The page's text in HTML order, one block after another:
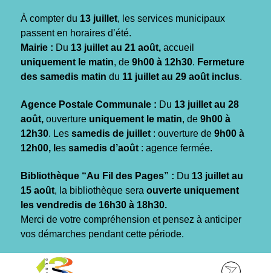
À compter du 13 juillet, les services municipaux
passent en horaires d’été.
Mairie : Du 13 juillet au 21 août, accueil
uniquement le matin, de 9h00 à 12h30. Fermeture
des samedis matin du 11 juillet au 29 août inclus.
Agence Postale Communale : Du 13 juillet au 28
août, ouverture uniquement le matin, de 9h00 à
12h30. Les samedis de juillet : ouverture de 9h00 à
12h00, l es samedis d’août : agence fermée.
Bibliothèque “Au Fil des Pages” : Du 13 juillet au
15 août, la bibliothèque sera ouverte uniquement
les vendredis de 16h30 à 18h30.
Merci de votre compréhension et pensez à anticiper
vos démarches pendant cette période.